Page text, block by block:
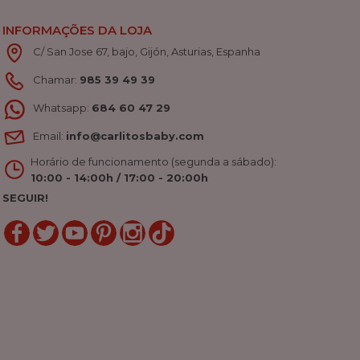
INFORMAÇÕES DA LOJA
C/ San Jose 67, bajo, Gijón, Asturias, Espanha
Chamar: 985 39 49 39
Whatsapp: 684 60 47 29
Email: info@carlitosbaby.com
Horário de funcionamento (segunda a sábado):
10:00 - 14:00h / 17:00 - 20:00h
SEGUIR!
LinkedInGorjeioYouTubePinterestLinkedinTikTok